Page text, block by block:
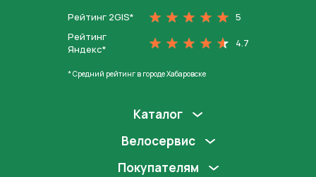
Рейтинг 2GIS*
5
Рейтинг
Яндекс*
4.7
* Средний рейтинг в городе Хабаровске
Каталог
Велосервис
Покупателям